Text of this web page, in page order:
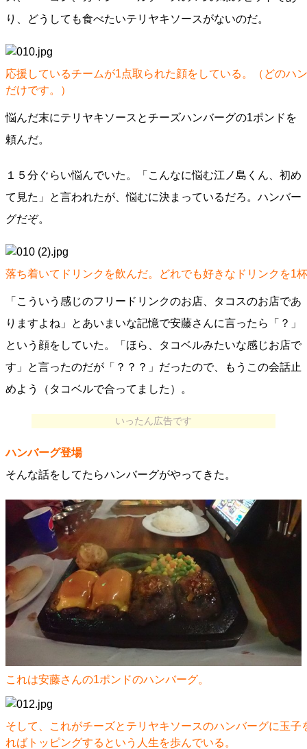
り、どうしても食べたいテリヤキソースがないのだ。
応援しているチームが1点取られた顔をしている。（どのハ
だけです。）
悩んだ末にテリヤキソースとチーズハンバーグの1ポンドを
頼んだ。
１５分ぐらい悩んでいた。「こんなに悩む江ノ島くん、初め
て見た」と言われたが、悩むに決まっているだろ。ハンバー
グだぞ。
落ち着いてドリンクを飲んだ。どれでも好きなドリンクを1
「こういう感じのフリードリンクのお店、タコスのお店であ
りますよね」とあいまいな記憶で安藤さんに言ったら「？」
という顔をしていた。「ほら、タコベルみたいな感じお店で
す」と言ったのだが「？？？」だったので、もうこの会話止
めよう（タコベルで合ってました）。
いったん広告です
ハンバーグ登場
そんな話をしてたらハンバーグがやってきた。
これは安藤さんの1ポンドのハンバーグ。
そして、これがチーズとテリヤキソースのハンバーグに玉子
ればトッピングするという人生を歩んでいる。